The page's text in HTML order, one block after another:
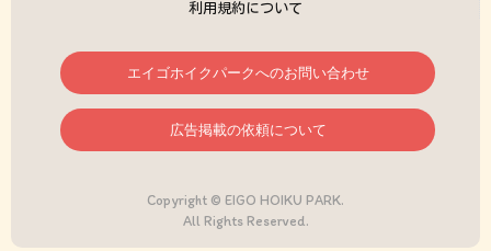
利用規約について
エイゴホイクパークへのお問い合わせ
広告掲載の依頼について
Copyright © EIGO HOIKU PARK.
All Rights Reserved.